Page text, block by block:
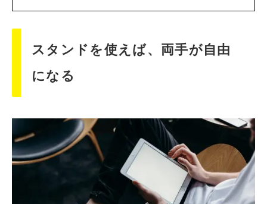
スタンドを使えば、両手が自由
になる